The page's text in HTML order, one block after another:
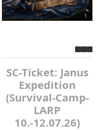
SC-Ticket: Janus
Expedition
(Survival-Camp-
LARP
10.-12.07.26)